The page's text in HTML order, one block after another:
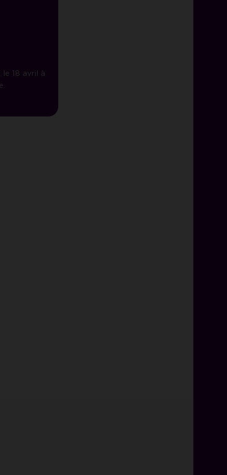
18 avril à